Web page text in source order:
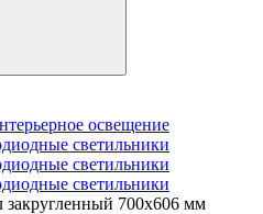
освещение
светильники
светильники
светильники
700х606 мм